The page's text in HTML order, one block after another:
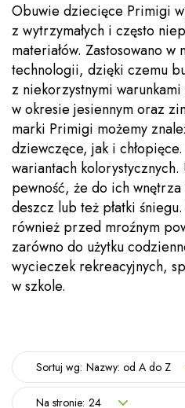
Obuwie dziecięce Primigi
z wytrzymałych i często
materiałów. Zastosowano
technologii, dzięki czemu
z niekorzystnymi
w okresie jesiennym oraz
marki Primigi możemy
dziewczęce, jak i
wariantach kolorystycznych.
pewność, że do ich
deszcz lub też płatki
również przed mroźnym
zarówno do użytku
wycieczek rekreacyjnych,
w szkole.
Sortuj wg: Nazwy: od A do Z
Na stronie: 24